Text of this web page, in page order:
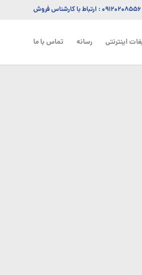
۰۹۱۲۰۲۰۸۵۵۶: ارتباط با کارشناس فروش
اینترنتی رسانه تماس با ما